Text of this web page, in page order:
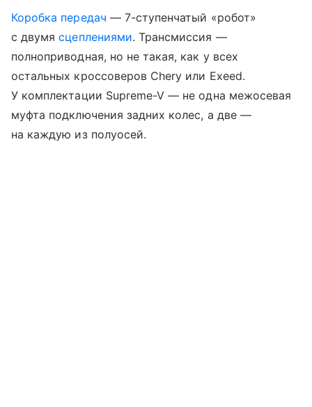
Коробка передач — 7-ступенчатый «робот»
с двумясцеплениями. Трансмиссия —
полноприводная, но не такая, как у всех
остальных кроссоверов Chery или Exeed.
У комплектации Supreme-V — не одна межосевая
муфта подключения задних колес, а две —
на каждую из полуосей.